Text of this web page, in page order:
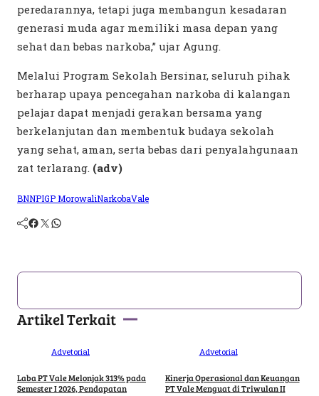
peredarannya, tetapi juga membangun kesadaran
generasi muda agar memiliki masa depan yang
sehat dan bebas narkoba,” ujar Agung.
Melalui Program Sekolah Bersinar, seluruh pihak
berharap upaya pencegahan narkoba di kalangan
pelajar dapat menjadi gerakan bersama yang
berkelanjutan dan membentuk budaya sekolah
yang sehat, aman, serta bebas dari penyalahgunaan
zat terlarang. (adv)
BNNPIGP MorowaliNarkobaVale
Artikel Terkait
Advetorial
Laba PT Vale Melonjak 313% pada
Semester I 2026, Pendapatan
Advetorial
Kinerja Operasional dan Keuangan
PT Vale Menguat di Triwulan II